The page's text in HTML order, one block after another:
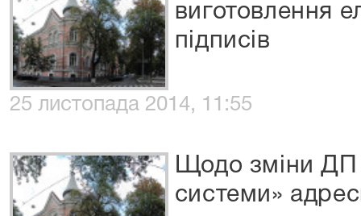
виготовлення
підписів
25 листопада 2014, 11:55
Щодо зміни ДП
системи»